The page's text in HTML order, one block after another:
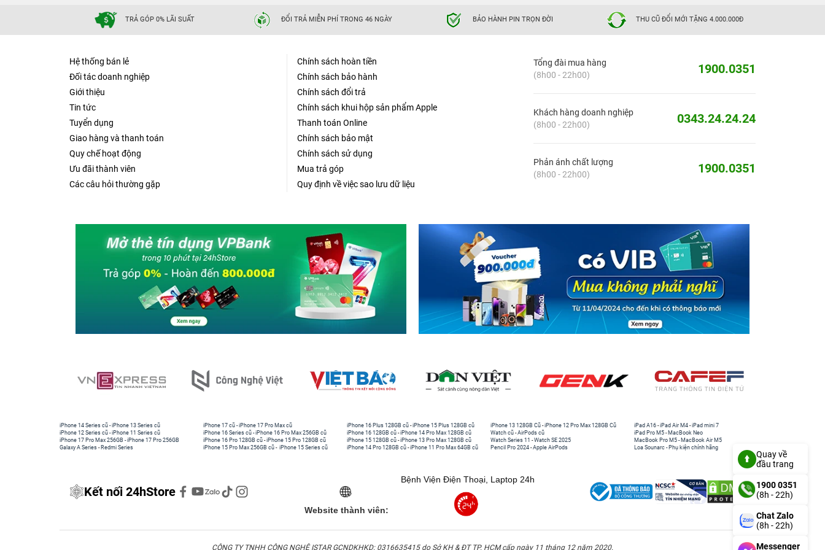
Thiết kế bo tròn
: Mang lại cảm giác cầm thoải mái, thẩm mỹ.
Thiết kế vân nổi tinh xảo
: Giúp tăng độ bám tay, chống trơn trượt, đồng thời tạo điểm nhấn thẩm mỹ.
Đèn LED hiển thị số
: Giúp người dùng dễ dàng theo dõi dung lượng pin còn lại một cách trực quan.
TRẢ GÓP 0% LÃI SUẤT ĐỔI TRẢ MIỄN PHÍ TRONG 46 NGÀY BẢO HÀNH PIN TRỌN ĐỜI THU CŨ ĐỔI MỚI TẶNG 4.000.000Đ
Hệ thống bán lẻ
Đối tác doanh nghiệp
Giới thiệu
Tin tức
Tuyển dụng
Giao hàng và thanh toán
Quy chế hoạt động
Ưu đãi thành viên
Các câu hỏi thường gặp
Chính sách hoàn tiền
Chính sách bảo hành
Chính sách đổi trả
Chính sách khui hộp sản phẩm Apple
Thanh toán Online
Chính sách bảo mật
Chính sách sử dụng
Mua trả góp
Quy định về việc sao lưu dữ liệu
Tổng đài mua hàng
(8h00 - 22h00)
1900.0351
Khách hàng doanh nghiệp
(8h00 - 22h00)
0343.24.24.24
Phản ánh chất lượng
(8h00 - 22h00)
1900.0351
iPhone 14 Series cũ -iPhone 13 Series cũ
iPhone 12 Series cũ -iPhone 11 Series cũ
iPhone 17 Pro Max 256GB -iPhone 17 Pro 256GB
Galaxy A Series - Redmi Series
iPhone 17 cũ -iPhone 17 Pro Max cũ
iPhone 16 Series cũ - iPhone 16 Pro Max 256GB cũ
iPhone 16 Pro 128GB cũ -iPhone 15 Pro 128GB cũ
iPhone 15 Pro Max 256GB cũ - iPhone 15 Series cũ
iPhone 16 Plus 128GB cũ -iPhone 15 Plus 128GB cũ
iPhone 16 128GB cũ -iPhone 14 Pro Max 128GB cũ
iPhone 15 128GB cũ -iPhone 13 Pro Max 128GB cũ
iPhone 14 Pro 128GB cũ -iPhone 11 Pro Max 64GB cũ
iPhone 13 128GB Cũ -iPhone 12 Pro Max 128GB Cũ
Watch cũ -AirPods cũ
Watch Series 11 -Watch SE 2025
Pencil Pro 2024 -Apple AirPods
iPad A16 -iPad Air M4 -iPad mini 7
iPad Pro M5 - MacBook Neo
MacBook Pro M5 - MacBook Air M5
Loa Sounarc - Phụ kiện chính hãng
Kết nối 24hStore
Website thành viên:
Bệnh Viện Điện Thoại, Laptop 24h
CÔNG TY TNHH CÔNG NGHỆ ISTAR GCNDKHKD: 0316635415 do Sở KH & ĐT TP. HCM cấp ngày 11 tháng 12 năm 2020.
Quay về
đầu trang
1900 0351
(8h - 22h)
Chat Zalo
(8h - 22h)
Messenger